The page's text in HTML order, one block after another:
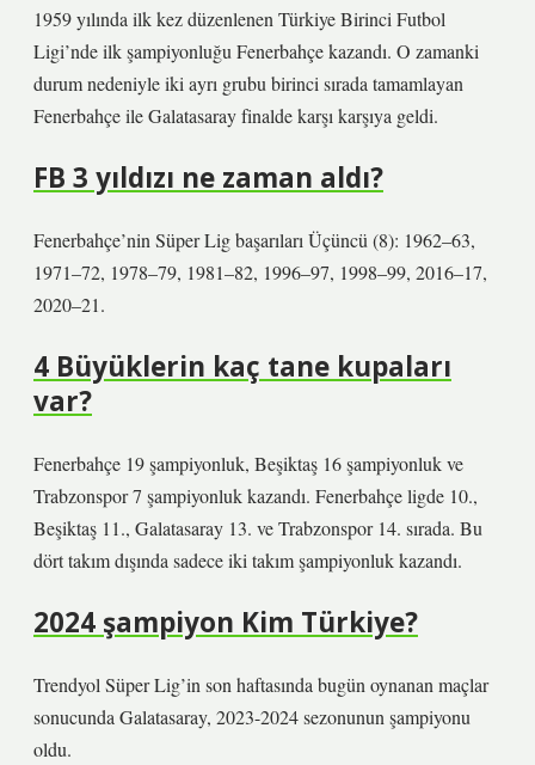
1959 yılında ilk kez düzenlenen Türkiye Birinci Futbol
Ligi’nde ilk şampiyonluğu Fenerbahçe kazandı. O zamanki
durum nedeniyle iki ayrı grubu birinci sırada tamamlayan
Fenerbahçe ile Galatasaray finalde karşı karşıya geldi.
FB 3 yıldızı ne zaman aldı?
Fenerbahçe’nin Süper Lig başarıları Üçüncü (8): 1962–63,
1971–72, 1978–79, 1981–82, 1996–97, 1998–99, 2016–17,
2020–21.
4 Büyüklerin kaç tane kupaları
var?
Fenerbahçe 19 şampiyonluk, Beşiktaş 16 şampiyonluk ve
Trabzonspor 7 şampiyonluk kazandı. Fenerbahçe ligde 10.,
Beşiktaş 11., Galatasaray 13. ve Trabzonspor 14. sırada. Bu
dört takım dışında sadece iki takım şampiyonluk kazandı.
2024 şampiyon Kim Türkiye?
Trendyol Süper Lig’in son haftasında bugün oynanan maçlar
sonucunda Galatasaray, 2023-2024 sezonunun şampiyonu
oldu.